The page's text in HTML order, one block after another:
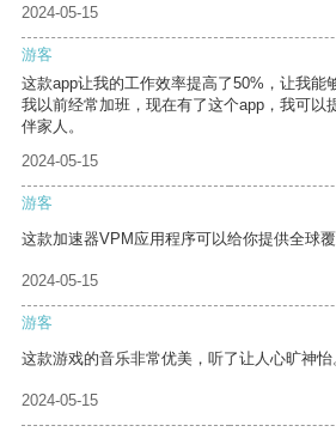
2024-05-15
游客
这款app让我的工作效率提高了50%，让我能
我以前经常加班，现在有了这个app，我可以
伴家人。
2024-05-15
游客
这款加速器VPM应用程序可以给你提供全球
2024-05-15
游客
这款游戏的音乐非常优美，听了让人心旷神怡
2024-05-15